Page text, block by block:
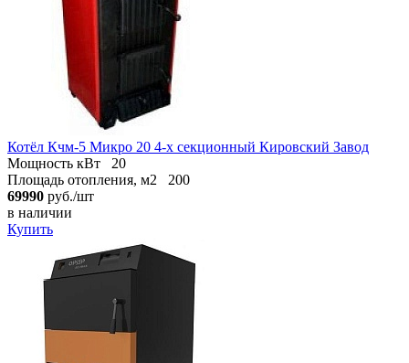
Котёл Кчм-5 Микро 20 4-х секционный Кировский Завод
Мощность кВт
20
Площадь отопления, м2
200
69990 руб./шт
в наличии
Купить